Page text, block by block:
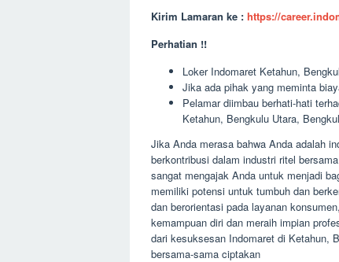
Kirim Lamaran ke : https://
Perhatian !!
Loker Indomaret Ketahun,
Jika ada pihak yang meminta
Pelamar diimbau berhati-hati
Ketahun, Bengkulu Utara,
Jika Anda merasa bahwa Anda adalah
berkontribusi dalam industri ritel
sangat mengajak Anda untuk menjadi
memiliki potensi untuk tumbuh dan
dan berorientasi pada layanan
kemampuan diri dan meraih impian
dari kesuksesan Indomaret di Ketahun,
bersama-sama ciptakan